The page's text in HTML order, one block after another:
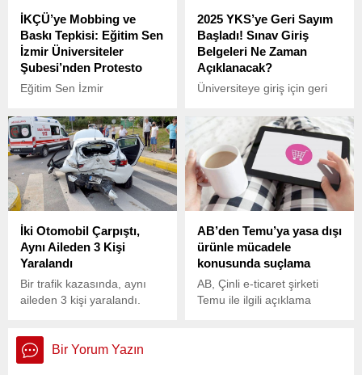
İKÇÜ’ye Mobbing ve
Baskı Tepkisi: Eğitim Sen
İzmir Üniversiteler
Şubesi’nden Protesto
Eğitim Sen İzmir
Katip Çelebi
Üniversitesi’nde (İKÇÜ)
araştırma görevlisi olarak
çalışan Bulut Yavuz’un
haksız bir şekilde işten
çıkarılmasını protesto etti.
2025 YKS’ye Geri Sayım
Başladı! Sınav Giriş
Belgeleri Ne Zaman
Açıklanacak?
Üniversiteye giriş için geri
öğrencinin büyük bir
heyecanla hazırlandığı
2025 Yükseköğretim
Kurumları Sınavı’na (YKS)
sayılı günler kaldı.
İki Otomobil Çarpıştı,
Aynı Aileden 3 Kişi
Yaralandı
Bir trafik kazasında, aynı
aileden 3 kişi yaralandı.
AB’den Temu’ya yasa dışı
ürünle mücadele
konusunda suçlama
AB, Çinli e-ticaret şirketi
Temu ile ilgili açıklama
Bir Yorum Yazın